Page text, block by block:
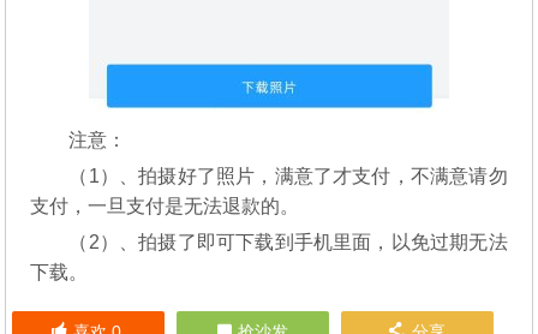
注意：
（1）、拍摄好了照片，满意了才支付，不满意请勿
支付，一旦支付是无法退款的。
（2）、拍摄了即可下载到手机里面，以免过期无法
下载。